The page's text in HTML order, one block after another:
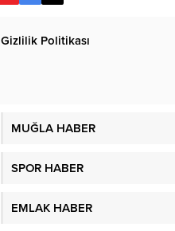
Gizlilik Politikası
MUĞLA HABER
SPOR HABER
EMLAK HABER